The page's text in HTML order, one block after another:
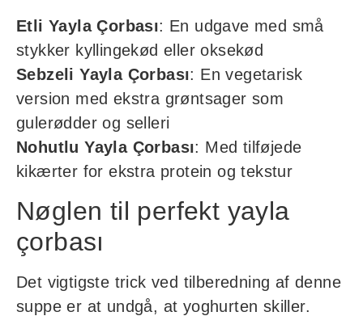
Etli Yayla Çorbası: En udgave med små
stykker kyllingekød eller oksekød
Sebzeli Yayla Çorbası: En vegetarisk
version med ekstra grøntsager som
gulerødder og selleri
Nohutlu Yayla Çorbası: Med tilføjede
kikærter for ekstra protein og tekstur
Nøglen til perfekt yayla
çorbası
Det vigtigste trick ved tilberedning af denne
suppe er at undgå, at yoghurten skiller.